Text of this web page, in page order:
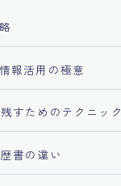
報活用の極意
すためのテクニック
書の違い